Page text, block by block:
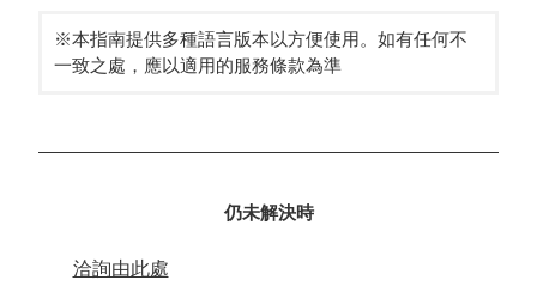
※本指南提供多種語言版本以方便使用。如有任何不
一致之處，應以適用的服務條款為準
仍未解決時
洽詢由此處